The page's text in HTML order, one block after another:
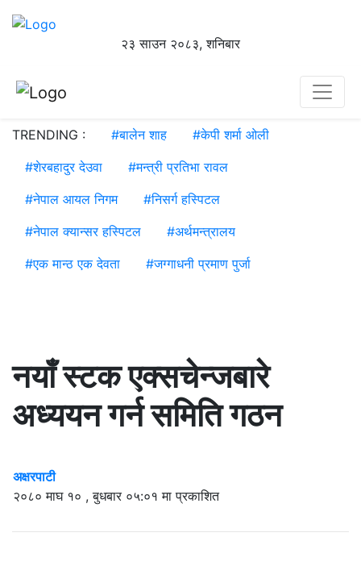
२३ साउन २०८३, शनिबार
TRENDING : #बालेन शाह #केपी शर्मा ओली
#शेरबहादुर देउवा #मन्त्री प्रतिभा रावल
#नेपाल आयल निगम #निसर्ग हस्पिटल
#नेपाल क्यान्सर हस्पिटल #अर्थमन्त्रालय
#एक मान्ठ एक देवता #जग्गाधनी प्रमाण पुर्जा
नयाँ स्टक एक्सचेन्जबारे
अध्ययन गर्न समिति गठन
अक्षरपाटी
२०८० माघ १० , बुधबार ०५:०१ मा प्रकाशित